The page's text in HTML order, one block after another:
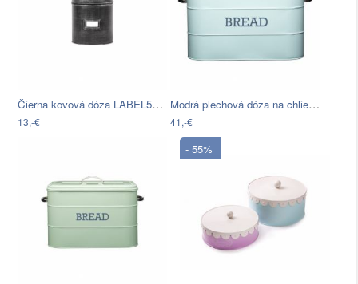
Čierna kovová dóza LABEL51, ⌀ 10 cm
13,-€
Modrá plechová dóza na chlieb Kitchen…
41,-€
- 55%